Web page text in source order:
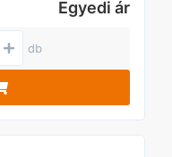
Egyedi ár
db